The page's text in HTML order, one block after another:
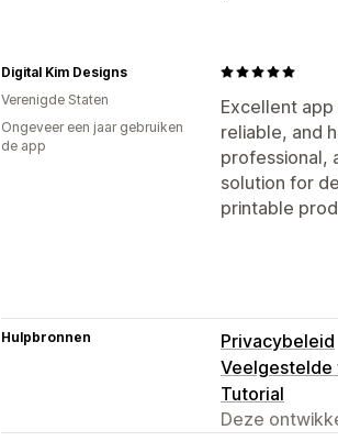
Excellent
reliable, and
professional,
solution for
printable
Digital Kim Designs
Verenigde Staten
Ongeveer een jaar gebruiken
de app
Hulpbronnen
Privacybeleid
Veelgestelde
Tutorial
Deze